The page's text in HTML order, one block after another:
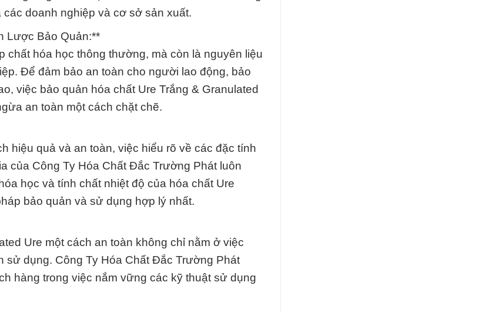
doanh nghiệp và cơ sở sản xuất.
Lược Bảo Quản:**
chất hóa học thông thường, mà còn là nguyên liệu
Để đảm bảo an toàn cho người lao động, bảo
việc bảo quản hóa chất Ure Trắng & Granulated
an toàn một cách chặt chẽ.
hiệu quả và an toàn, việc hiểu rõ về các đặc tính
của Công Ty Hóa Chất Đắc Trường Phát luôn
học và tính chất nhiệt độ của hóa chất Ure
bảo quản và sử dụng hợp lý nhất.
Ure một cách an toàn không chỉ nằm ở việc
sử dụng. Công Ty Hóa Chất Đắc Trường Phát
hàng trong việc nắm vững các kỹ thuật sử dụng